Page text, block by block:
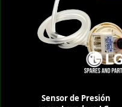
Sensor de Presión